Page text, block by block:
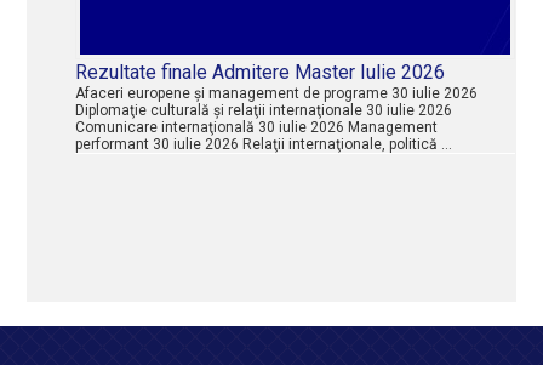
Rezultate finale Admitere Master Iulie 2026
Afaceri europene şi management de programe 30 iulie 2026
Diplomaţie culturală şi relaţii internaţionale 30 iulie 2026
Comunicare internaţională 30 iulie 2026 Management
performant 30 iulie 2026 Relaţii internaţionale, politică …